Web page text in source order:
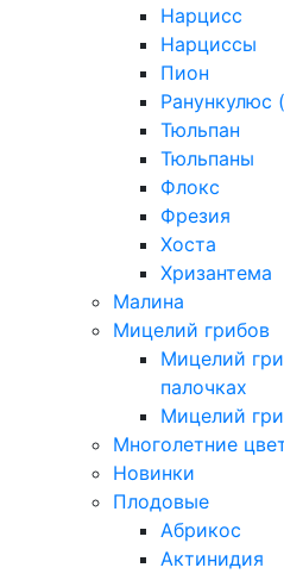
Нарцисс
Нарциссы
Пион
Ранункулюс
Тюльпан
Тюльпаны
Флокс
Фрезия
Хоста
Хризантема
Малина
Мицелий грибов
Мицелий
палочках
Мицелий
Многолетние
Новинки
Плодовые
Абрикос
Актинидия